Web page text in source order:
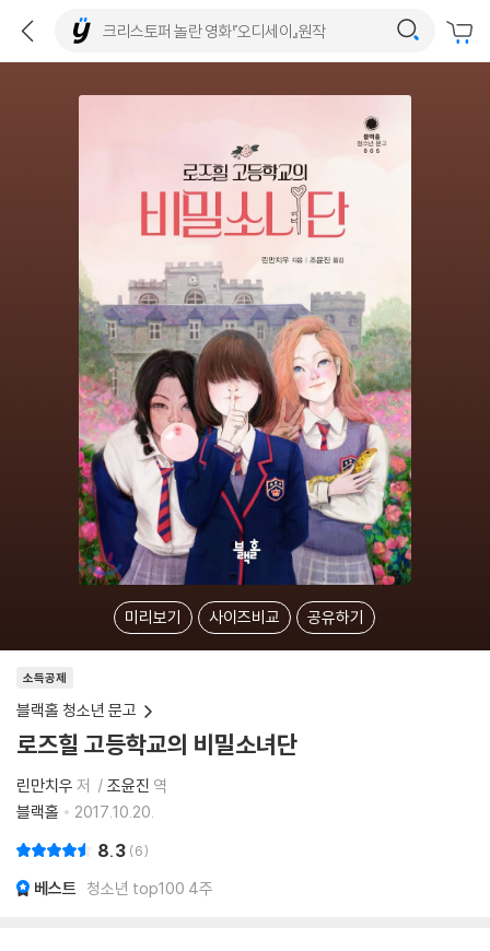
미리보기 사이즈비교 공유하기
소득공제
블랙홀 청소년 문고
로즈힐 고등학교의 비밀소녀단
린만치우 저 조윤진 역
블랙홀
2017.10.20.
8.3 6
베스트 청소년 top100 4주